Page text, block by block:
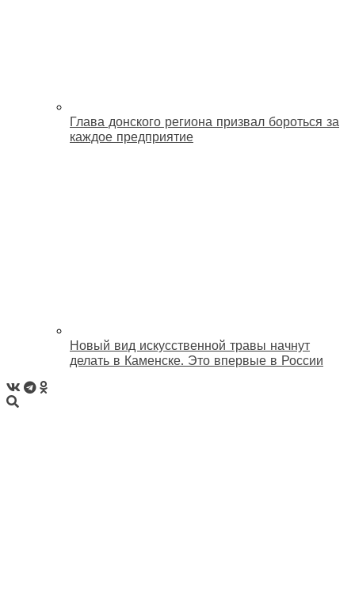
Глава донского региона призвал бороться за
каждое предприятие
Новый вид искусственной травы начнут
делать в Каменске. Это впервые в России